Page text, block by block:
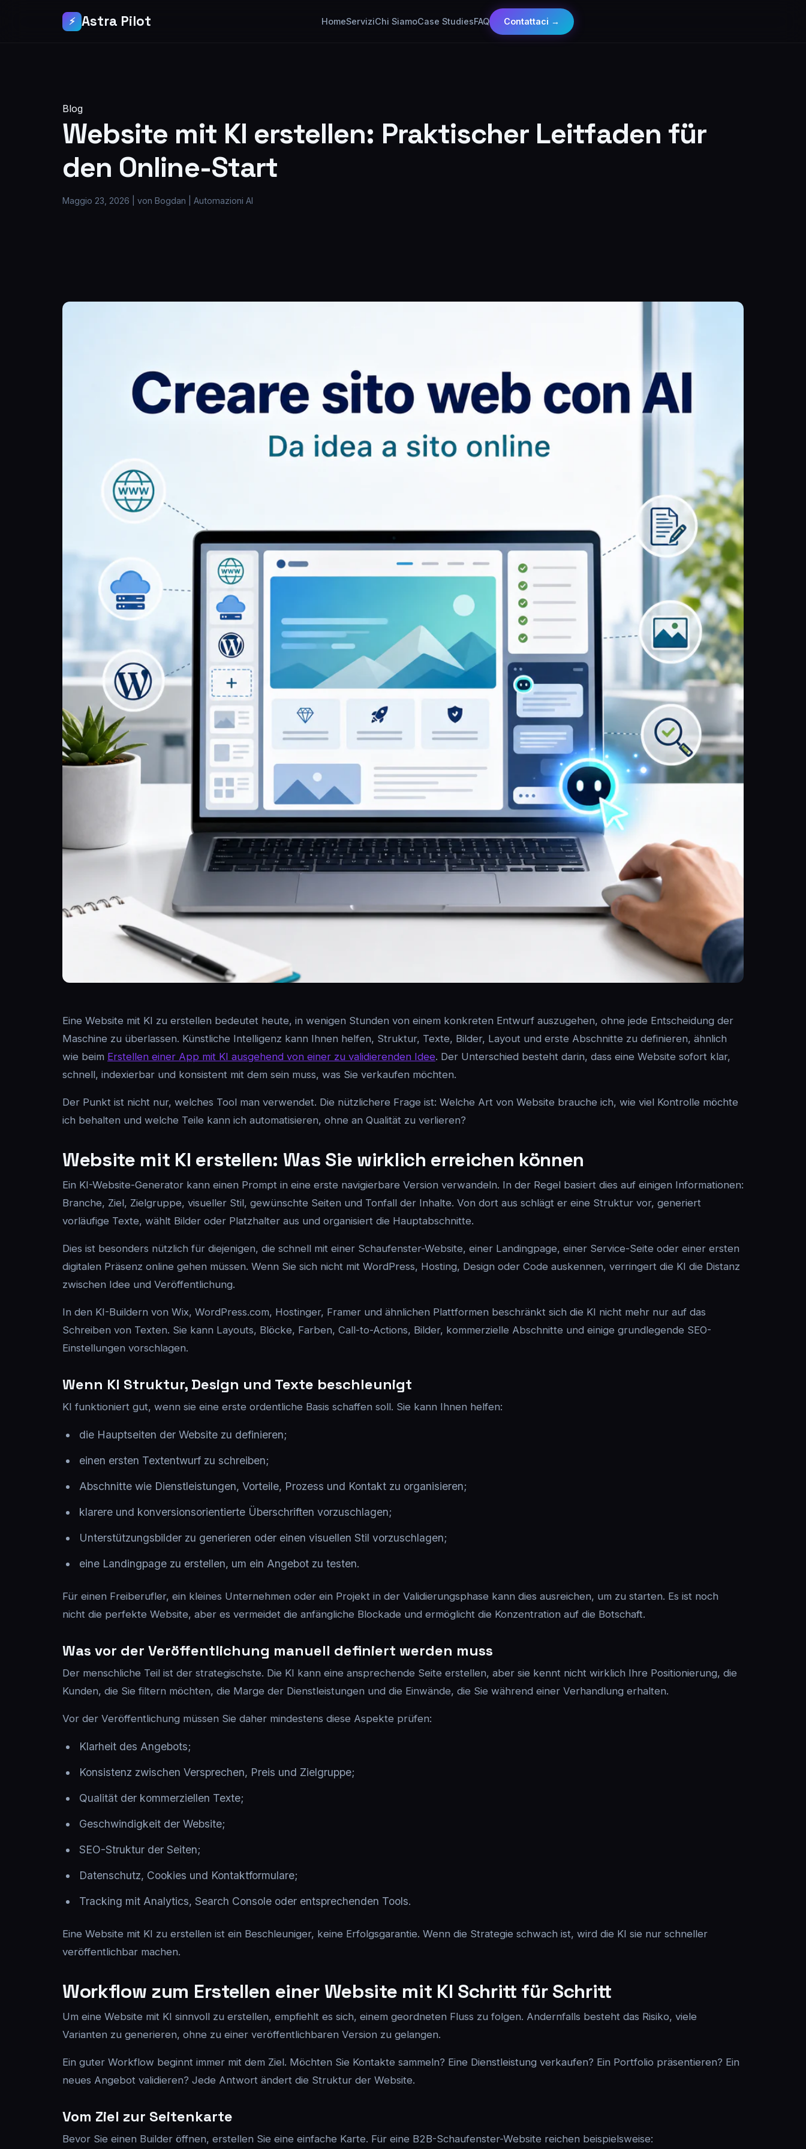
⚡ Astra Pilot HomeServiziChi SiamoCase StudiesFAQ Contattaci →
Blog
Website mit KI erstellen: Praktischer Leitfaden für
den Online-Start
Maggio 23, 2026 von Bogdan Automazioni AI
Eine Website mit KI zu erstellen bedeutet heute, in wenigen Stunden von einem konkreten Entwurf auszugehen, ohne jede Entscheidung der
Maschine zu überlassen. Künstliche Intelligenz kann Ihnen helfen, Struktur, Texte, Bilder, Layout und erste Abschnitte zu definieren, ähnlich
wie beim Erstellen einer App mit KI ausgehend von einer zu validierenden Idee. Der Unterschied besteht darin, dass eine Website sofort klar,
schnell, indexierbar und konsistent mit dem sein muss, was Sie verkaufen möchten.
Der Punkt ist nicht nur, welches Tool man verwendet. Die nützlichere Frage ist: Welche Art von Website brauche ich, wie viel Kontrolle möchte
ich behalten und welche Teile kann ich automatisieren, ohne an Qualität zu verlieren?
Website mit KI erstellen: Was Sie wirklich erreichen können
Ein KI-Website-Generator kann einen Prompt in eine erste navigierbare Version verwandeln. In der Regel basiert dies auf einigen Informationen:
Branche, Ziel, Zielgruppe, visueller Stil, gewünschte Seiten und Tonfall der Inhalte. Von dort aus schlägt er eine Struktur vor, generiert
vorläufige Texte, wählt Bilder oder Platzhalter aus und organisiert die Hauptabschnitte.
Dies ist besonders nützlich für diejenigen, die schnell mit einer Schaufenster-Website, einer Landingpage, einer Service-Seite oder einer ersten
digitalen Präsenz online gehen müssen. Wenn Sie sich nicht mit WordPress, Hosting, Design oder Code auskennen, verringert die KI die Distanz
zwischen Idee und Veröffentlichung.
In den KI-Buildern von Wix, WordPress.com, Hostinger, Framer und ähnlichen Plattformen beschränkt sich die KI nicht mehr nur auf das
Schreiben von Texten. Sie kann Layouts, Blöcke, Farben, Call-to-Actions, Bilder, kommerzielle Abschnitte und einige grundlegende SEO-
Einstellungen vorschlagen.
Wenn KI Struktur, Design und Texte beschleunigt
KI funktioniert gut, wenn sie eine erste ordentliche Basis schaffen soll. Sie kann Ihnen helfen:
die Hauptseiten der Website zu definieren;
einen ersten Textentwurf zu schreiben;
Abschnitte wie Dienstleistungen, Vorteile, Prozess und Kontakt zu organisieren;
klarere und konversionsorientierte Überschriften vorzuschlagen;
Unterstützungsbilder zu generieren oder einen visuellen Stil vorzuschlagen;
eine Landingpage zu erstellen, um ein Angebot zu testen.
Für einen Freiberufler, ein kleines Unternehmen oder ein Projekt in der Validierungsphase kann dies ausreichen, um zu starten. Es ist noch
nicht die perfekte Website, aber es vermeidet die anfängliche Blockade und ermöglicht die Konzentration auf die Botschaft.
Was vor der Veröffentlichung manuell definiert werden muss
Der menschliche Teil ist der strategischste. Die KI kann eine ansprechende Seite erstellen, aber sie kennt nicht wirklich Ihre Positionierung, die
Kunden, die Sie filtern möchten, die Marge der Dienstleistungen und die Einwände, die Sie während einer Verhandlung erhalten.
Vor der Veröffentlichung müssen Sie daher mindestens diese Aspekte prüfen:
Klarheit des Angebots;
Konsistenz zwischen Versprechen, Preis und Zielgruppe;
Qualität der kommerziellen Texte;
Geschwindigkeit der Website;
SEO-Struktur der Seiten;
Datenschutz, Cookies und Kontaktformulare;
Tracking mit Analytics, Search Console oder entsprechenden Tools.
Eine Website mit KI zu erstellen ist ein Beschleuniger, keine Erfolgsgarantie. Wenn die Strategie schwach ist, wird die KI sie nur schneller
veröffentlichbar machen.
Workflow zum Erstellen einer Website mit KI Schritt für Schritt
Um eine Website mit KI sinnvoll zu erstellen, empfiehlt es sich, einem geordneten Fluss zu folgen. Andernfalls besteht das Risiko, viele
Varianten zu generieren, ohne zu einer veröffentlichbaren Version zu gelangen.
Ein guter Workflow beginnt immer mit dem Ziel. Möchten Sie Kontakte sammeln? Eine Dienstleistung verkaufen? Ein Portfolio präsentieren? Ein
neues Angebot validieren? Jede Antwort ändert die Struktur der Website.
Vom Ziel zur Seitenkarte
Bevor Sie einen Builder öffnen, erstellen Sie eine einfache Karte. Für eine B2B-Schaufenster-Website reichen beispielsweise: